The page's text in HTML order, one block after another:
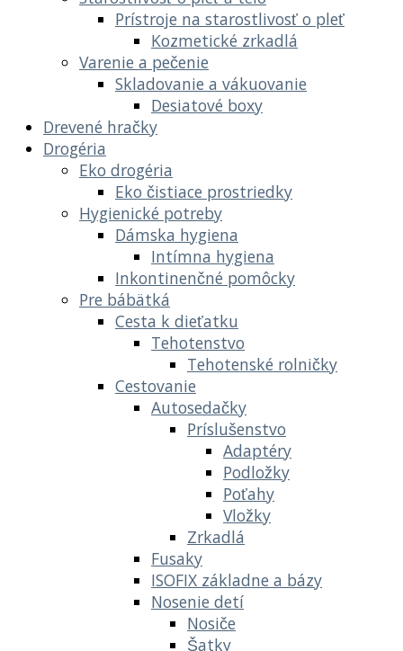
Prístroje na starostlivosť o pleť
Kozmetické zrkadlá
Varenie a pečenie
Skladovanie a vákuovanie
Desiatové boxy
Drevené hračky
Drogéria
Eko drogéria
Eko čistiace prostriedky
Hygienické potreby
Dámska hygiena
Intímna hygiena
Inkontinenčné pomôcky
Pre bábätká
Cesta k dieťatku
Tehotenstvo
Tehotenské rolničky
Cestovanie
Autosedačky
Príslušenstvo
Adaptéry
Podložky
Poťahy
Vložky
Zrkadlá
Fusaky
ISOFIX základne a bázy
Nosenie detí
Nosiče
Šatky